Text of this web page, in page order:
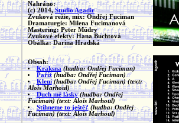
Nahráno:
(c) 2014,Studio Agadir
Zvuková režie, mix: Ondřej Fuciman
Dramaturgie: Milena Fucimanová
Mastering: Peter Múdry
Zvukové efekty: Hana Buchtová
Obálka: Darina Hradská
Obsah:
Kraksna (hudba: Ondřej Fuciman)
Paříž (hudba: Ondřej Fuciman)
Klení (hudba: Ondřej Fuciman) (text:
Alois Marhoul)
Duch mé lásky (hudba: Ondřej
Fuciman) (text: Alois Marhoul)
Stihneme to ještě? (hudba: Ondřej
Fuciman) (text: Alois Marhoul)